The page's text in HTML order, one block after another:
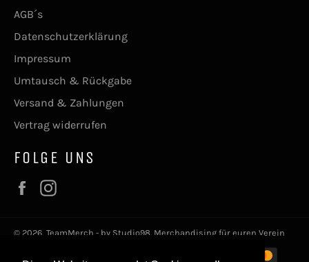
AGB´s
Datenschutzerklärung
Impressum
Umtausch & Rückgabe
Versand & Zahlungen
Vertrag widerrufen
FOLGE UNS
Facebook
© 2026, TeamMerch - by Studio98. Merchandising für euren Verein